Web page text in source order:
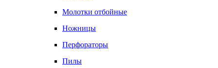
Молотки отбойные
Ножницы
Перфораторы
Пилы